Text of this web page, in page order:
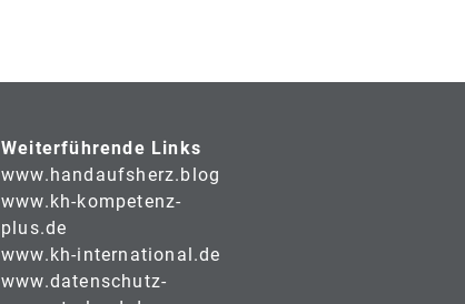
Weiterführende Links
www.handaufsherz.blog
www.kh-kompetenz-
plus.de
www.kh-international.de
www.datenschutz-